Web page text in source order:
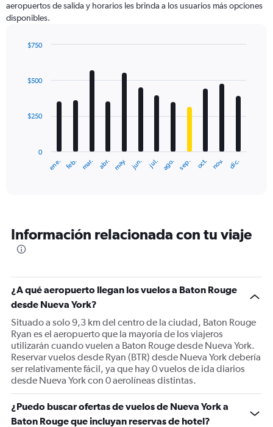
aeropuertos de salida y horarios les brinda a los usuarios más opciones
disponibles.
with
12
The
categories.
The
Y
axis
displaying
values.
Range:
0
to
750.
ene. feb. mar. abr. may. jun. jul. ago. sep. oct. nov. dic.
0
$250
$500
$750
Información relacionada con tu viaje
¿A qué aeropuerto llegan los vuelos a Baton Rouge
desde Nueva York?
Situado a solo 9,3 km del centro de la ciudad, Baton Rouge
Ryan es el aeropuerto que la mayoría de los viajeros
utilizarán cuando vuelen a Baton Rouge desde Nueva York.
Reservar vuelos desde Ryan (BTR) desde Nueva York debería
ser relativamente fácil, ya que hay 0 vuelos de ida diarios
desde Nueva York con 0 aerolíneas distintas.
¿Puedo buscar ofertas de vuelos de Nueva York a
Baton Rouge que incluyan reservas de hotel?